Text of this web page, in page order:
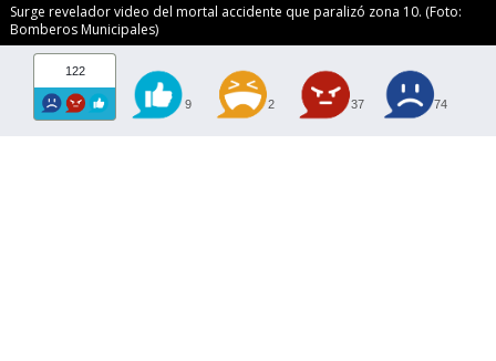
Surge revelador video del mortal accidente que paralizó zona 10. (Foto:
Bomberos Municipales)
122
9 2 37 74